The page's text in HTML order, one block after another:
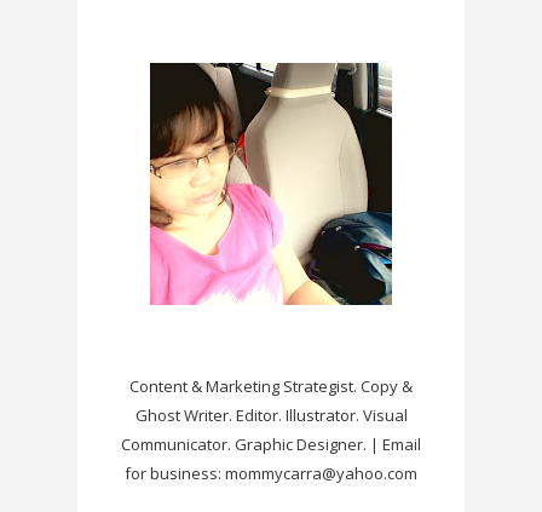
Content & Marketing Strategist. Copy &
Ghost Writer. Editor. Illustrator. Visual
Communicator. Graphic Designer. | Email
for business: mommycarra@yahoo.com